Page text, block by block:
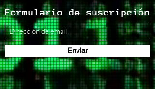
Formulario de suscripción
Enviar